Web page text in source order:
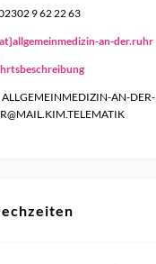
9 62 22 63
an-der.ruhr
ALLGEMEINMEDIZIN-AN-DER-